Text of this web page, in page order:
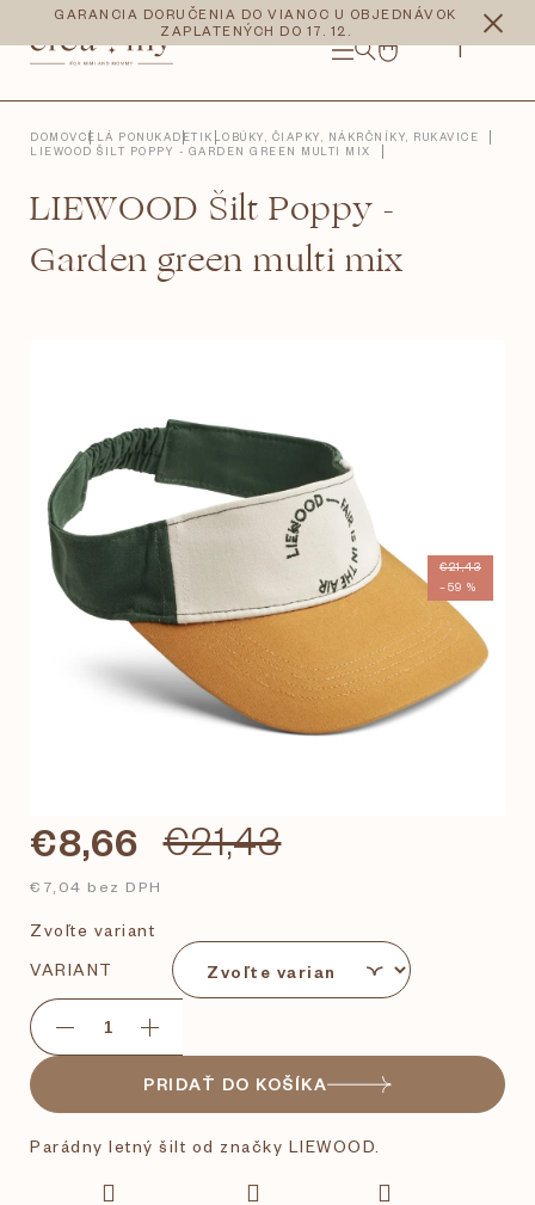
obsah
GARANCIA DORUČENIA DO VIANOC U OBJEDNÁVOK
ZAPLATENÝCH DO 17. 12.
NÁKUPNÝ
CZK EUR
DOMOVCELÁ PONUKADETI KLOBÚKY, ČIAPKY, NÁKRČNÍKY, RUKAVICE
LIEWOOD ŠILT POPPY - GARDEN GREEN MULTI MIX
LIEWOOD Šilt Poppy -
Garden green multi mix
€21,43
–59 %
€21,43
€8,66
€7,04 bez DPH
Zvoľte variant
VARIANT
PRIDAŤ DO KOŠÍKA
Parádny letný šilt od značky LIEWOOD.